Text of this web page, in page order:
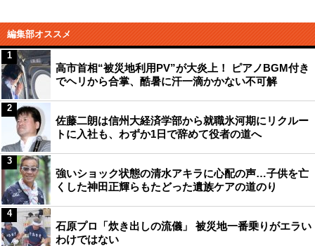
編集部オススメ
高市首相“被災地利用PV”が大炎上！ ピアノBGM付き
でヘリから合掌、酷暑に汗一滴かかない不可解
1
佐藤二朗は信州大経済学部から就職氷河期にリクルー
トに入社も、わずか1日で辞めて役者の道へ
2
強いショック状態の清水アキラに心配の声…子供を亡
くした神田正輝らもたどった遺族ケアの道のり
3
石原プロ「炊き出しの流儀」 被災地一番乗りがエラい
わけではない
4